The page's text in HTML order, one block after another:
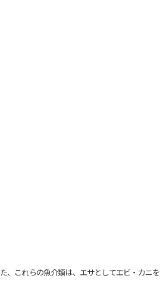
これらの魚介類は、エサとしてエビ・カニを